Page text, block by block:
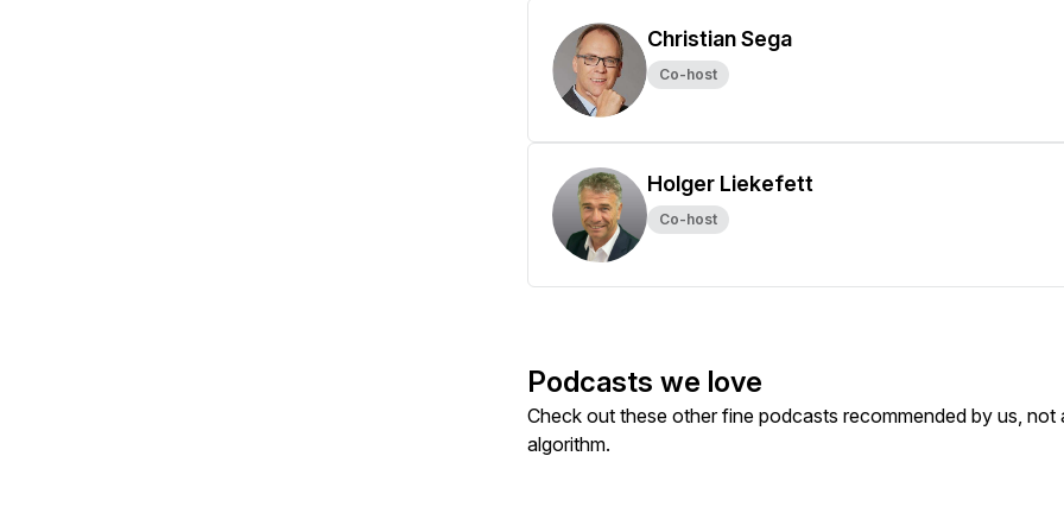
Christian Sega
Co-host
Holger Liekefett
Co-host
Podcasts we love
Check out these other fine podcasts recommended by us, not
algorithm.